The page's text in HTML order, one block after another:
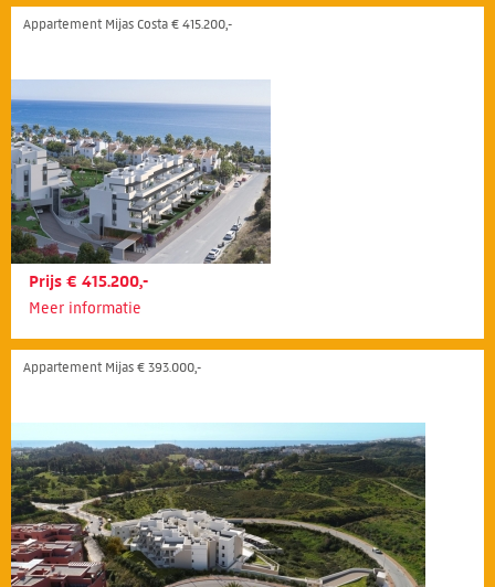
Appartement Mijas Costa € 415.200,-
Prijs € 415.200,-
Meer informatie
Appartement Mijas € 393.000,-